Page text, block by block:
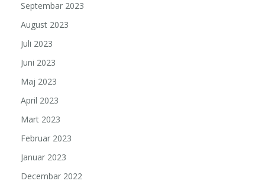
Septembar 2023
August 2023
Juli 2023
Juni 2023
Maj 2023
April 2023
Mart 2023
Februar 2023
Januar 2023
Decembar 2022